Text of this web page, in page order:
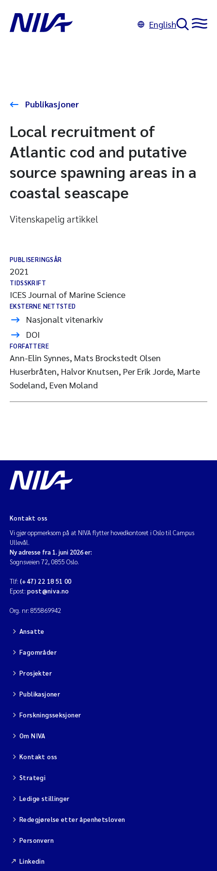
English
Publikasjoner
Local recruitment of
Atlantic cod and putative
source spawning areas in a
coastal seascape
Vitenskapelig artikkel
PUBLISERINGSÅR
2021
TIDSSKRIFT
ICES Journal of Marine Science
EKSTERNE NETTSTED
Nasjonalt vitenarkiv
DOI
FORFATTERE
Ann-Elin Synnes, Mats Brockstedt Olsen
Huserbråten, Halvor Knutsen, Per Erik Jorde, Marte
Sodeland, Even Moland
Kontakt oss
Vi gjør oppmerksom på at NIVA flytter hovedkontoret i Oslo til Campus
Ullevål.
Ny adresse fra 1. juni 2026 er:
Sognsveien 72, 0855 Oslo.
Tlf: (+47) 22 18 51 00
Epost: post@niva.no
Org. nr: 855869942
Ansatte
Fagområder
Prosjekter
Publikasjoner
Forskningsseksjoner
Om NIVA
Kontakt oss
Strategi
Ledige stillinger
Redegjørelse etter åpenhetsloven
Personvern
Linkedin